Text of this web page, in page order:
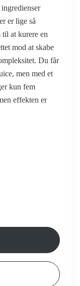
er lige så
at kurere en
mod at skabe
Du får
men med et
kun fem
effekten er